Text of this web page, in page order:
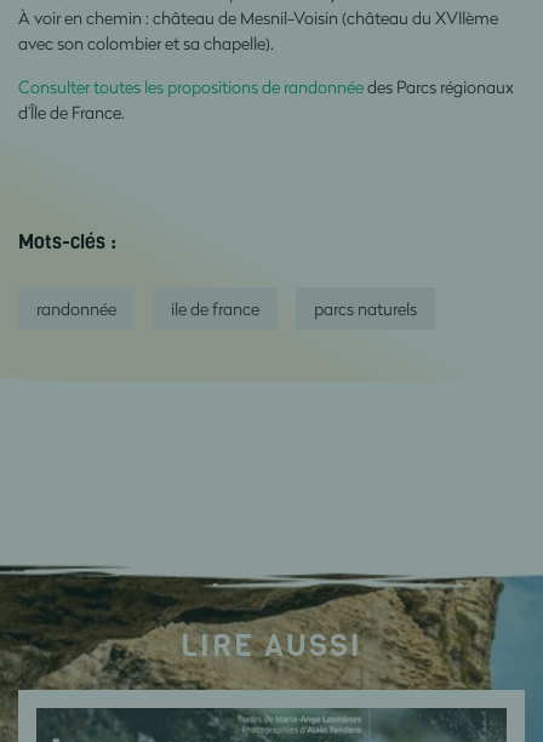
À voir en chemin : château de Mesnil-Voisin (château du XVIIème
avec son colombier et sa chapelle).
Consulter toutes les propositions de randonnéedes Parcs régionaux
d’Île de France.
Mots-clés :
randonnée ile de france parcs naturels
LIRE AUSSI